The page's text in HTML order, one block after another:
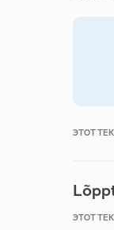
ЭТОТ
ЭТОТ